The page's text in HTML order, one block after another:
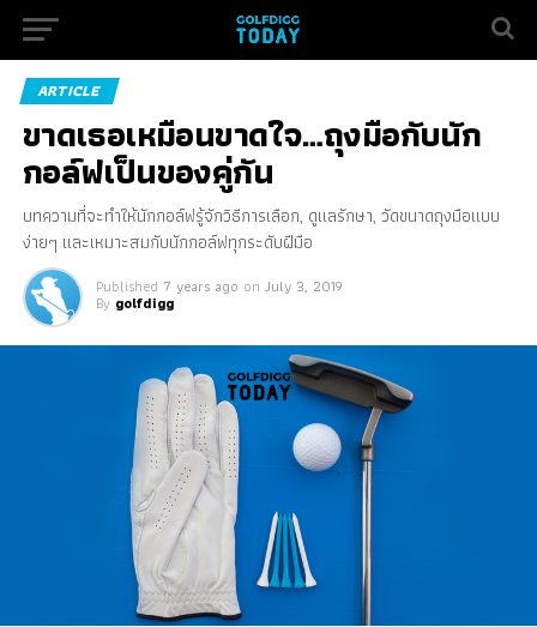
ARTICLE
ขาดเธอเหมือนขาดใจ…ถุงมือกับนัก
กอล์ฟเป็นของคู่กัน
บทความที่จะทำให้นักกอล์ฟรู้จักวิธีการเลือก, ดูแลรักษา, วัดขนาดถุงมือแบบ
ง่ายๆ และเหมาะสมกับนักกอล์ฟทุกระดับฝีมือ
Published 7 years ago on July 3, 2019
By golfdigg